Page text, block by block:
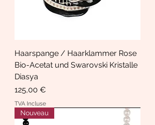
Haarspange / Haarklammer Rose
Bio-Acetat und Swarovski Kristalle
Diasya
Prix
125,00 €
TVA Incluse
Nouveau